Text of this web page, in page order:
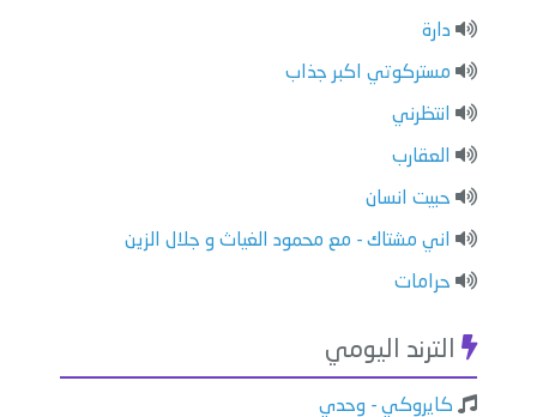
دارة
مستركوتي اكبر جذاب
انتظرني
العقارب
حبيت انسان
اني مشتاك - مع محمود الغياث و جلال الزين
حرامات
الترند اليومي
كايروكي - وحدي